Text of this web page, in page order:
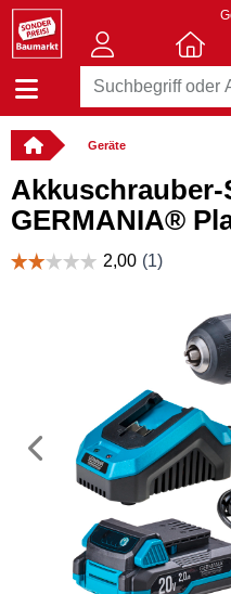
Geräte
GERMANIA®
Vorheriges